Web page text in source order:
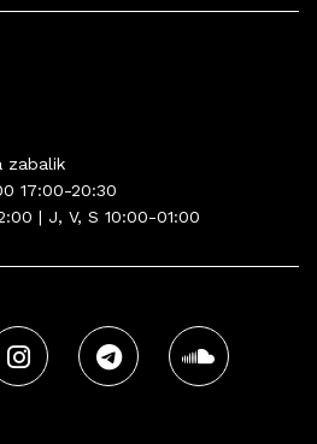
zabalik
17:00-20:30
| J, V, S 10:00-01:00